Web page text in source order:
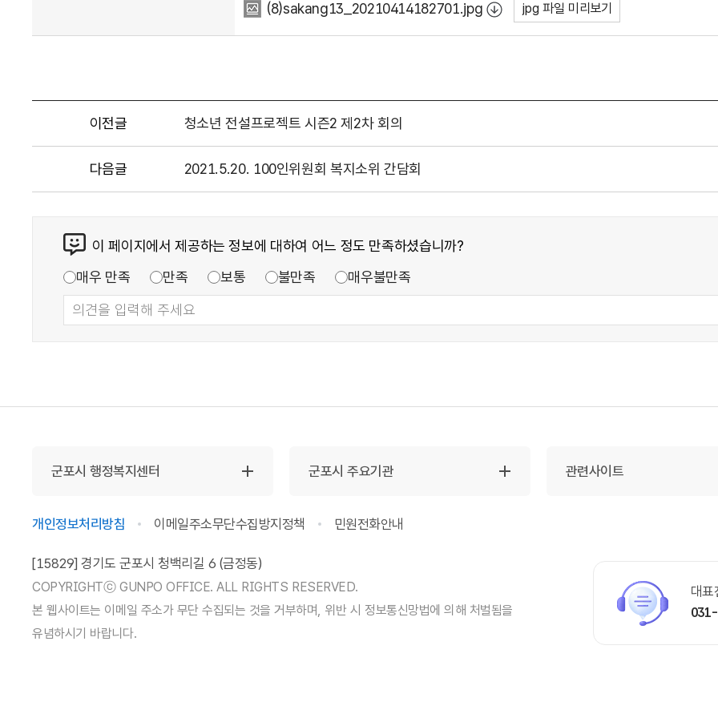
(8)sakang13_20210414182701.jpg
jpg 파일 미리보기
이전글 청소년 전설프로젝트 시즌2 제2차 회의
다음글 2021.5.20. 100인위원회 복지소위 간담회
이 페이지에서 제공하는 정보에 대하여 어느 정도 만족하셨습니까?
매우 만족
만족 보통 불만족 매우불만족
군포시 행정복지센터 군포시 주요기관 관련사이트
개인정보처리방침 이메일주소무단수집방지정책 민원전화안내
[15829] 경기도 군포시 청백리길 6 (금정동)
COPYRIGHTⓒ GUNPO OFFICE. ALL RIGHTS RESERVED.
본 웹사이트는 이메일 주소가 무단 수집되는 것을 거부하며, 위반 시 정보통신망법에 의해 처벌됨을
유념하시기 바랍니다.
대표